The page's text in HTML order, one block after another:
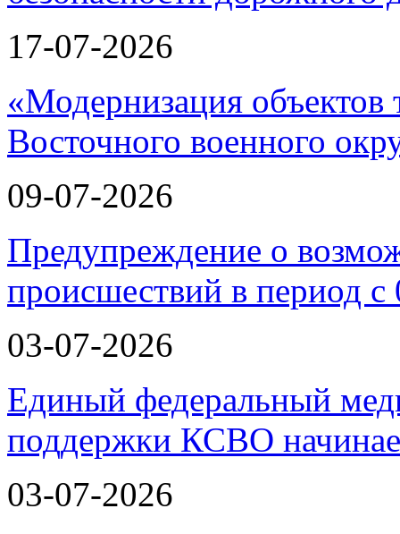
17-07-2026
«Модернизация объектов
Восточного военного
09-07-2026
Предупреждение о
происшествий в период
03-07-2026
Единый федеральный
поддержки КСВО
03-07-2026